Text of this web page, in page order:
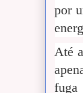
por
Até
fuga